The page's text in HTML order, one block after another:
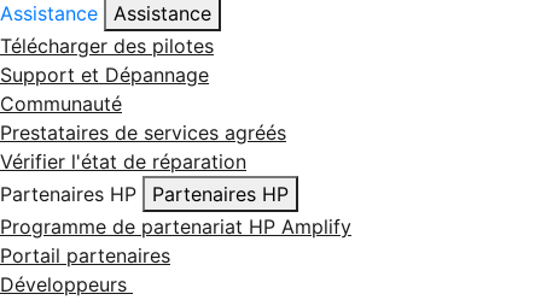
Assistance
Assistance
Télécharger des pilotes
Support et Dépannage
Communauté
Prestataires de services agréés
Vérifier l'état de réparation
Partenaires HP
Partenaires HP
Programme de partenariat HP Amplify
Portail partenaires
Développeurs